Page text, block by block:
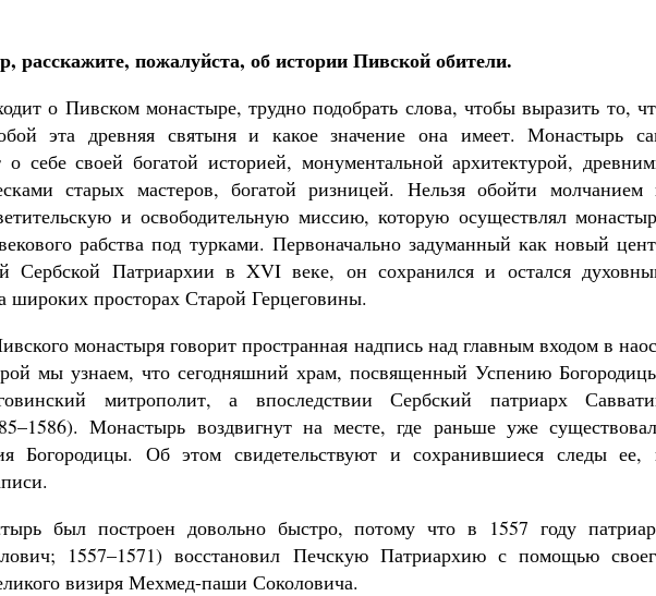
расскажите, пожалуйста, об истории Пивской обители.
о Пивском монастыре, трудно подобрать слова, чтобы выразить то,
эта древняя святыня и какое значение она имеет. Монастырь
о себе своей богатой историей, монументальной архитектурой,
старых мастеров, богатой ризницей. Нельзя обойти молчанием
и освободительную миссию, которую осуществлял
рабства под турками. Первоначально задуманный как новый
Сербской Патриархии в XVI веке, он сохранился и остался
широких просторах Старой Герцеговины.
монастыря говорит пространная надпись над главным входом в
мы узнаем, что сегодняшний храм, посвященный Успению
митрополит, а впоследствии Сербский патриарх
Монастырь воздвигнут на месте, где раньше уже
Богородицы. Об этом свидетельствуют и сохранившиеся следы ее,
был построен довольно быстро, потому что в 1557 году
1557–1571) восстановил Печскую Патриархию с помощью
визиря Мехмед-паши Соколовича.